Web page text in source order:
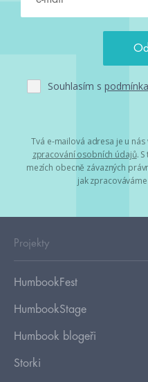
Souhlasím s
Tvá e-mailová adresa je u nás
zpracování osobních údajů.
mezích obecně závazných
jak
Projekty
HumbookFest
HumbookStage
Humbook blogeři
Storki